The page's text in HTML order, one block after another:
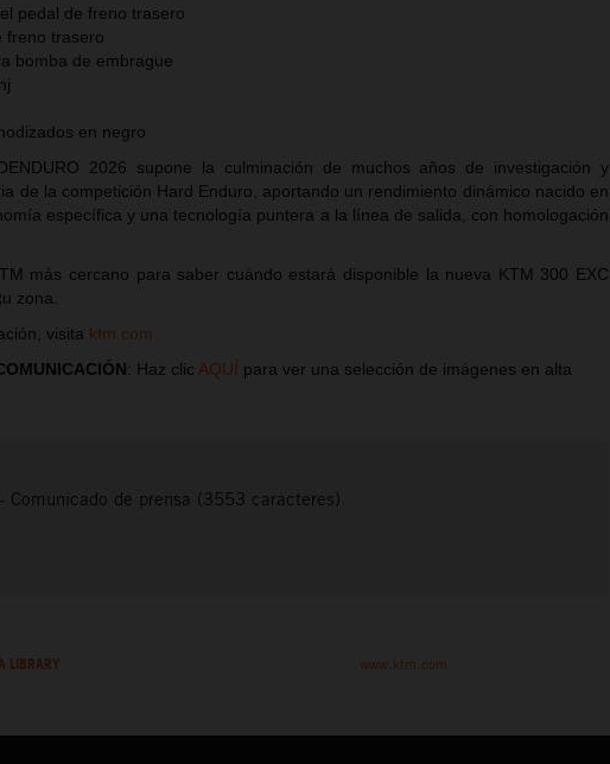
pedal de freno trasero
freno trasero
bomba de embrague
en negro
2026 supone la culminación de muchos años de investigación y
de la competición Hard Enduro, aportando un rendimiento dinámico nacido en
específica y una tecnología puntera a la línea de salida, con homologación
más cercano para saber cuándo estará disponible la nueva KTM 300 EXC
zona.
visita ktm.com
: Haz clic AQUÍ para ver una selección de imágenes en alta
- Comunicado de prensa (3553 caracteres)
LIBRARY www.ktm.com